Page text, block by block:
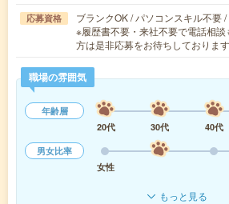
応募資格
ブランクOK / パソコンスキル不要
※履歴書不要・来社不要で電話相
方は是非応募をお待ちしておりま
職場の雰囲気
年齢層
20代
30代 40代
男女比率
女性
もっと見る